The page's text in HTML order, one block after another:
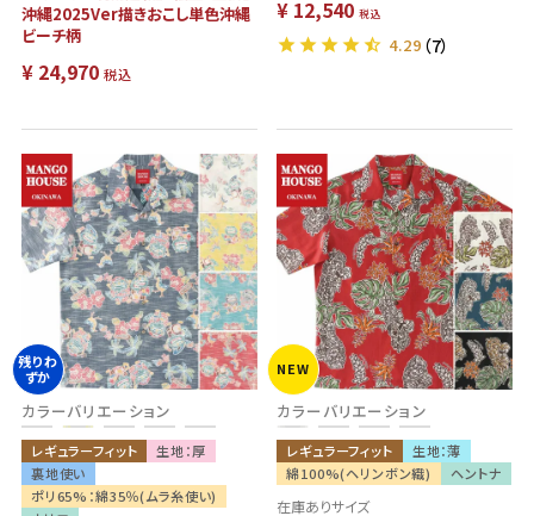
沖縄2025Ver描きおこし単色沖縄
ビーチ柄
¥ 24,970 税込
¥ 12,540 税込
4.29 （7）
カラーバリエーション
レギュラーフィット
生地：厚
裏地使い
ポリ65%：綿35％(ムラ糸使い)
残りわ
ずか
カラーバリエーション
レギュラーフィット
生地：薄
綿100%(ヘリンボン織)
ヘントナ
NEW
在庫ありサイズ